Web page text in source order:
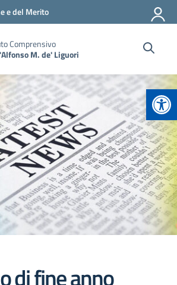
e del Merito
Comprensivo
M. de' Liguori
di fine anno